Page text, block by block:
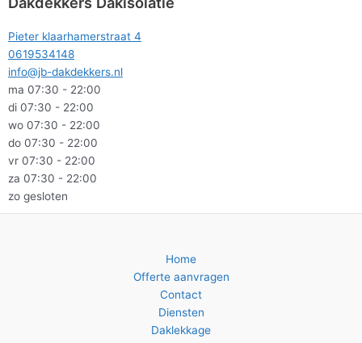
Pieter klaarhamerstraat 4
0619534148
info@jb-dakdekkers.nl
ma 07:30 - 22:00
di 07:30 - 22:00
wo 07:30 - 22:00
do 07:30 - 22:00
vr 07:30 - 22:00
za 07:30 - 22:00
zo gesloten
Home
Offerte aanvragen
Contact
Diensten
Daklekkage